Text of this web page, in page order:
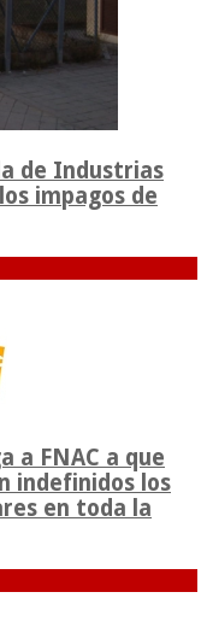
de Industrias
impagos de
a FNAC a que
indefinidos los
en toda la